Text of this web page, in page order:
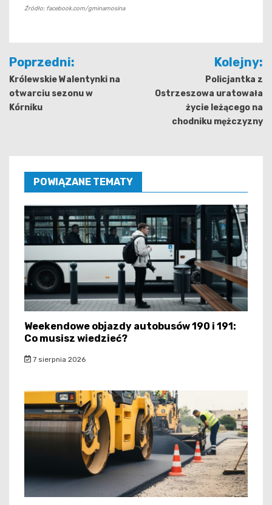
Źródło: facebook.com/gminamosina
Nawigacja
wpisu
Poprzedni:
Królewskie Walentynki na
otwarciu sezonu w
Kórniku
Kolejny:
Policjantka z
Ostrzeszowa uratowała
życie leżącego na
chodniku mężczyzny
POWIĄZANE TEMATY
Weekendowe objazdy autobusów 190 i 191:
Co musisz wiedzieć?
7 sierpnia 2026